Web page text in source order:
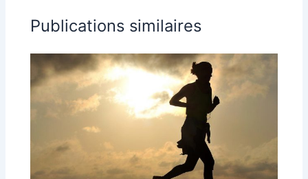
Publications similaires